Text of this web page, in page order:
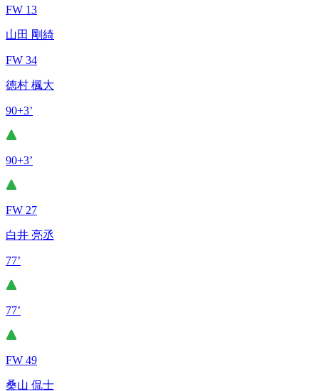
FW 13
山田 剛綺
FW 34
徳村 楓大
90+3’
90+3’
FW 27
白井 亮丞
77’
77’
FW 49
桑山 侃士